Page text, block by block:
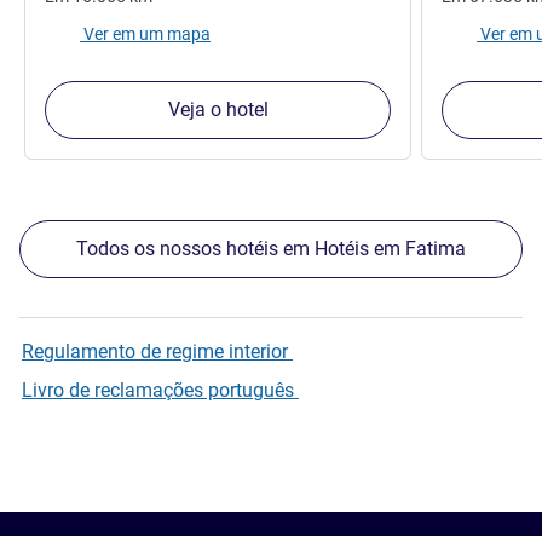
Ver em um mapa
Veja o hotel
Ver em
Todos os nossos hotéis em Hotéis em Fatima
Regulamento de regime interior
Livro de reclamações português